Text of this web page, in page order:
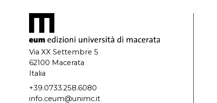
Via XX Settembre 5
62100 Macerata
Italia
+39.0733.258.6080
info.ceum@unimc.it